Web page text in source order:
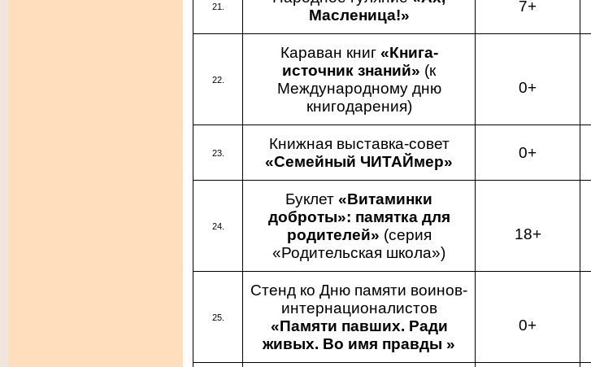
Масленица!»
7+
Караван книг «Книга-
источник знаний» (к
Международному дню
книгодарения)
0+
Книжная выставка-совет
«Семейный ЧИТАЙмер»
0+
Буклет «Витаминки
доброты»: памятка для
родителей» (серия
«Родительская школа»)
18+
Стенд ко Дню памяти воинов-
интернационалистов
«Памяти павших. Ради
живых. Во имя правды »
0+